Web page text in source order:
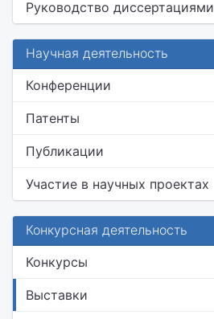
Руководство диссертациями
Научная деятельность
Конференции
Патенты
Публикации
Участие в научных проектах
Конкурсная деятельность
Конкурсы
Выставки